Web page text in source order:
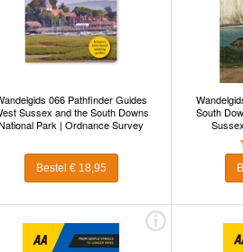
066 Pathfinder Guides
Sussex and the South Downs
Park | Ordnance Survey
Bestel € 18,95
South